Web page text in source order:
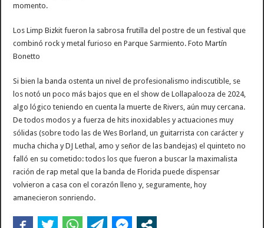
momento.
Los Limp Bizkit fueron la sabrosa frutilla del postre de un festival que
combinó rock y metal furioso en Parque Sarmiento. Foto Martín
Bonetto
Si bien la banda ostenta un nivel de profesionalismo indiscutible, se
los notó un poco más bajos que en el show de Lollapalooza de 2024,
algo lógico teniendo en cuenta la muerte de Rivers, aún muy cercana.
De todos modos y a fuerza de hits inoxidables y actuaciones muy
sólidas (sobre todo las de Wes Borland, un guitarrista con carácter y
mucha chicha y DJ Lethal, amo y señor de las bandejas) el quinteto no
falló en su cometido: todos los que fueron a buscar la maximalista
ración de rap metal que la banda de Florida puede dispensar
volvieron a casa con el corazón lleno y, seguramente, hoy
amanecieron sonriendo.